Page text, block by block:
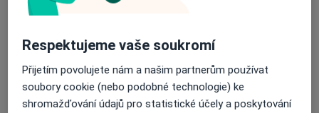
Nemocniční 20, Ostrava 728 80
Přiblížit mapuse otevře v nové záložce
Respektujeme vaše soukromí
Přijetím povolujete nám a našim partnerům používat
soubory cookie (nebo podobné technologie) ke
shromažďování údajů pro statistické účely a poskytování